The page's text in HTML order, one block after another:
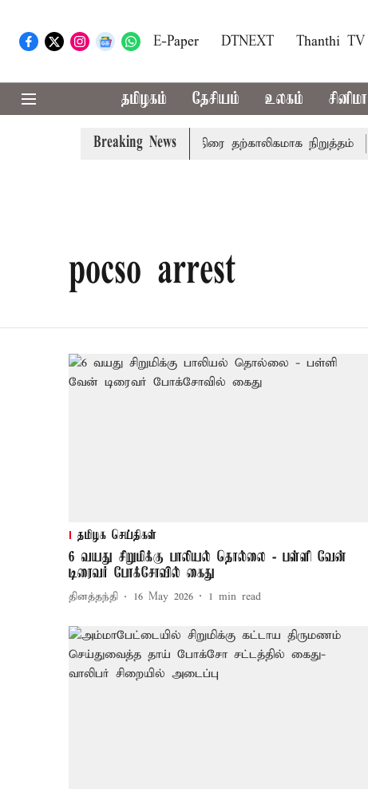
E-Paper DTNEXT Thanthi TV
தமிழகம் தேசியம் உலகம் சினிமா
Breaking News
அமர்நாத் யாத்திரை தற்காலிகமாக நிறுத்தம்
pocso arrest
தமிழக செய்திகள்
6 வயது சிறுமிக்கு பாலியல் தொல்லை - பள்ளி வேன்
டிரைவர் போக்சோவில் கைது
தினத்தந்தி 16 May 2026 1 min read